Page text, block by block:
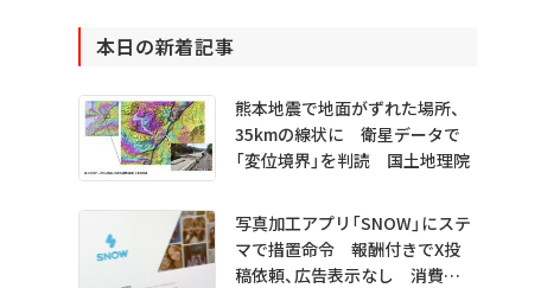
本日の新着記事
熊本地震で地面がずれた場所、
35kmの線状に 衛星データで
「変位境界」を判読 国土地理院
写真加工アプリ「SNOW」にステ
マで措置命令 報酬付きでX投
稿依頼、広告表示なし 消費者